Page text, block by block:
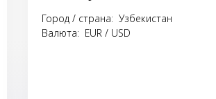
Город / страна: Узбекистан
Валюта: EUR / USD